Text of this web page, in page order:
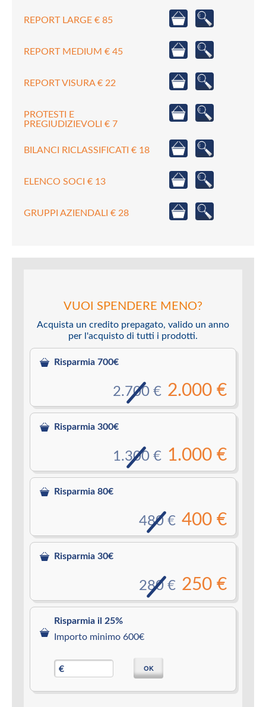
REPORT LARGE € 85
REPORT MEDIUM € 45
REPORT VISURA € 22
PROTESTI E
PREGIUDIZIEVOLI € 7
BILANCI RICLASSIFICATI € 18
ELENCO SOCI € 13
GRUPPI AZIENDALI € 28
VUOI SPENDERE MENO?
Acquista un credito prepagato, valido un anno
per l'acquisto di tutti i prodotti.
Risparmia 700€
2.000 €
2.700 €
Risparmia 300€
1.000 €
1.300 €
Risparmia 80€
400 €
480 €
Risparmia 30€
250 €
280 €
Risparmia il 25%
Importo minimo 600€
€ OK